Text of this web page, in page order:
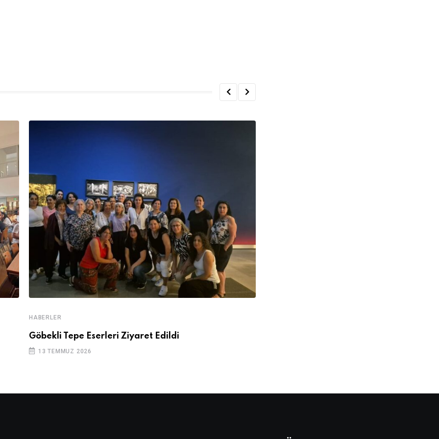
HABERLER
Göbekli Tepe Eserleri Ziyaret Edildi
13 TEMMUZ 2026